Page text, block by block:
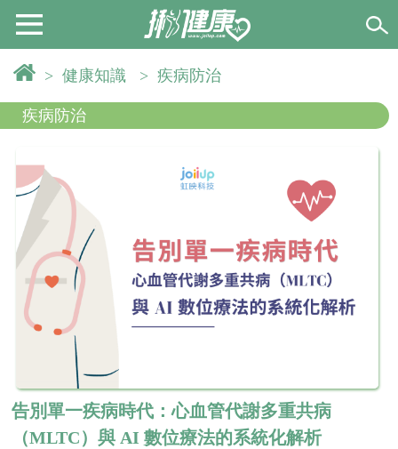
> 健康知識 > 疾病防治
疾病防治
告別單一疾病時代：心血管代謝多重共病
（MLTC）與 AI 數位療法的系統化解析